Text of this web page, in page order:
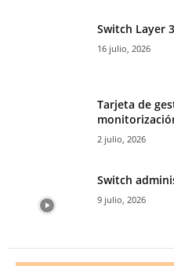
Switch Layer
16 julio, 2026
Tarjeta de
2 julio, 2026
Switch
9 julio, 2026